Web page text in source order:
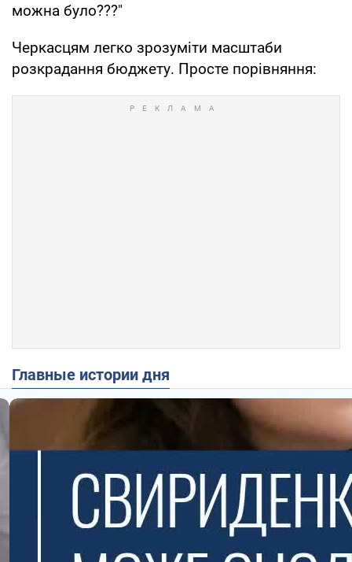
можна було???"
Черкасцям легко зрозуміти масштаби
розкрадання бюджету. Просте порівняння:
Главные истории дня